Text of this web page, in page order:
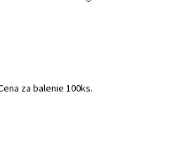
za balenie 100ks.